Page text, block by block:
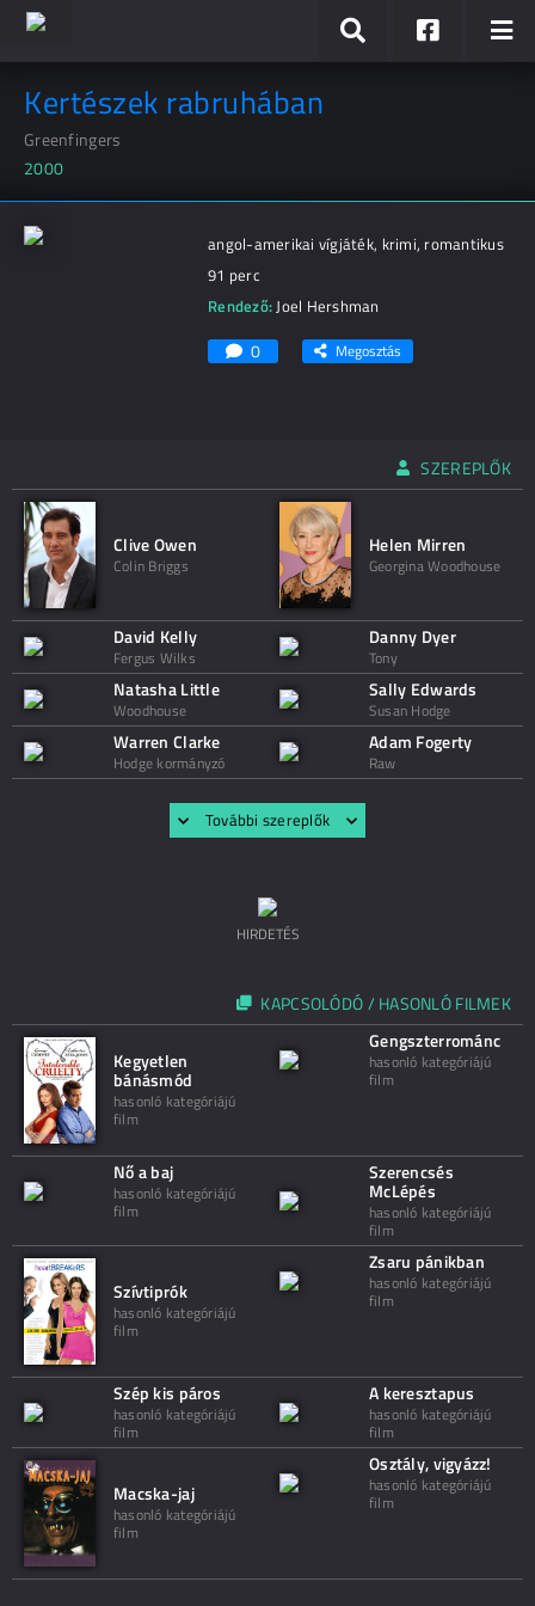
Kertészek rabruhában
Greenfingers
2000
angol-amerikai vígjáték, krimi, romantikus
91 perc
Rendező:Joel Hershman
0 Megosztás
SZEREPLŐK
Clive Owen
Colin Briggs
Helen Mirren
Georgina Woodhouse
David Kelly
Fergus Wilks
Danny Dyer
Tony
Natasha Little
Woodhouse
Sally Edwards
Susan Hodge
Warren Clarke
Hodge kormányzó
Adam Fogerty
Raw
További szereplők
HIRDETÉS
KAPCSOLÓDÓ / HASONLÓ FILMEK
Kegyetlen
bánásmód
hasonló kategóriájú
film
Gengszterrománc
hasonló kategóriájú
film
Nő a baj
hasonló kategóriájú
film
Szerencsés
McLépés
hasonló kategóriájú
film
Szívtiprók
hasonló kategóriájú
film
Zsaru pánikban
hasonló kategóriájú
film
Szép kis páros
hasonló kategóriájú
film
A keresztapus
hasonló kategóriájú
film
Macska-jaj
hasonló kategóriájú
film
Osztály, vigyázz!
hasonló kategóriájú
film